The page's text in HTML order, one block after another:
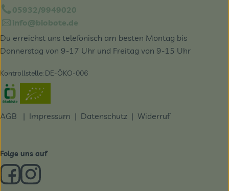
05932/9949020
info@biobote.de
Du erreichst uns telefonisch am besten Montag bis
Donnerstag von 9-17 Uhr und Freitag von 9-15 Uhr
Kontrollstelle: DE-ÖKO-006
Externer Link zu https://www.oekokiste.de/
AGB | Impressum | Datenschutz | Widerruf
Folge uns auf
Externer Link zu https://www.facebook.com/derBiobote/
Externer Link zu https://www.instagram.com/